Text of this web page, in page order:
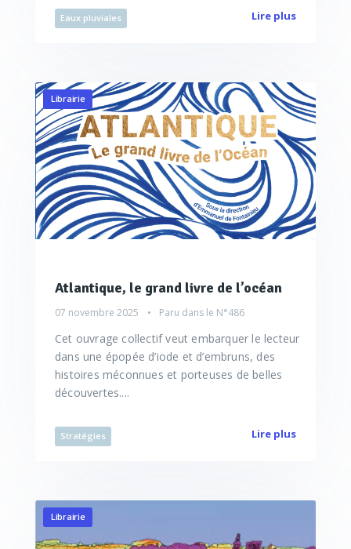
Eaux pluviales Lire plus
Librairie
Atlantique, le grand livre de l’océan
07 novembre 2025 Paru dans le N°486
Cet ouvrage collectif veut embarquer le lecteur
dans une épopée d’iode et d’embruns, des
histoires méconnues et porteuses de belles
découvertes....
Stratégies Lire plus
Librairie